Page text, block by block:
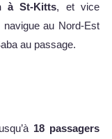
à St-Kitts, et vice
au Nord-Est
au passage.
18 passagers